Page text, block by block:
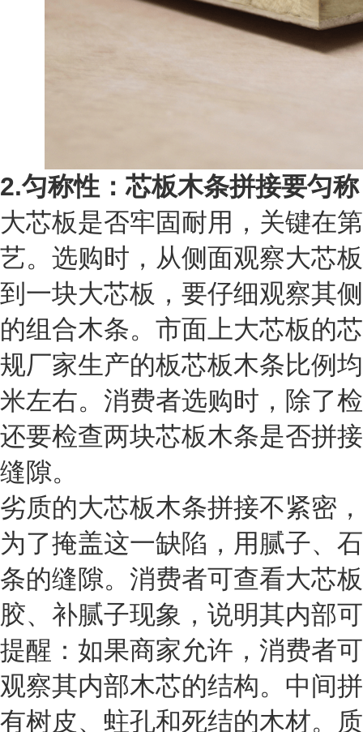
2.匀称性：芯板木条拼接要匀称
大芯板是否牢固耐用，关键在
艺。选购时，从侧面观察大芯
到一块大芯板，要仔细观察其
的组合木条。市面上大芯板的
规厂家生产的板芯板木条比例
米左右。消费者选购时，除了
还要检查两块芯板木条是否拼
缝隙。
劣质的大芯板木条拼接不紧密
为了掩盖这一缺陷，用腻子、
条的缝隙。消费者可查看大芯
胶、补腻子现象，说明其内部
提醒：如果商家允许，消费者
观察其内部木芯的结构。中间
有树皮、蛀孔和死结的木材。